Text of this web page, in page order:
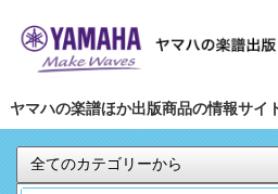
ヤマハの楽譜ほか出版商品の情報サイ